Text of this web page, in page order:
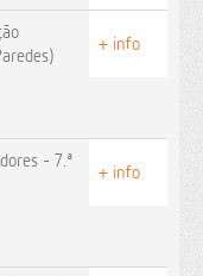
+ info
- 7.ª
+ info